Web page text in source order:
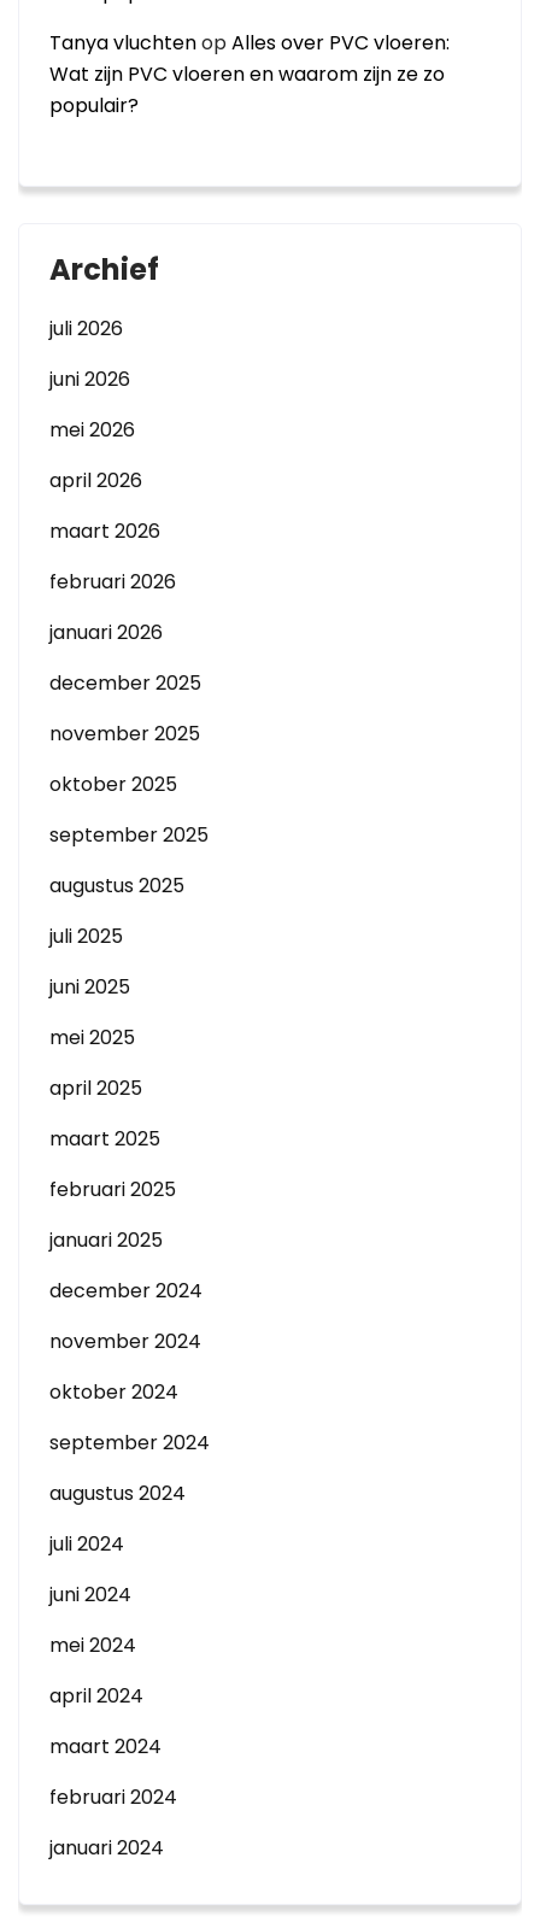
Tanya vluchtenopAlles over PVC vloeren:
Wat zijn PVC vloeren en waarom zijn ze zo
populair?
Archief
juli 2026
juni 2026
mei 2026
april 2026
maart 2026
februari 2026
januari 2026
december 2025
november 2025
oktober 2025
september 2025
augustus 2025
juli 2025
juni 2025
mei 2025
april 2025
maart 2025
februari 2025
januari 2025
december 2024
november 2024
oktober 2024
september 2024
augustus 2024
juli 2024
juni 2024
mei 2024
april 2024
maart 2024
februari 2024
januari 2024